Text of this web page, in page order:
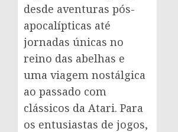
desde aventuras pós-
apocalípticas até
jornadas únicas no
reino das abelhas e
uma viagem nostálgica
ao passado com
clássicos da Atari. Para
os entusiastas de jogos,